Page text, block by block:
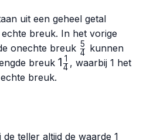
uit een geheel getal
breuk. In het vorige
onechte breuk \frac{5}
{4}
4
5
kunnen
breuk 1\frac{1}
1 4
1 , waarbij 1 het
breuk.
teller altijd de waarde 1